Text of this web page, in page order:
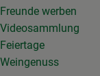
Freunde werben
Videosammlung
Feiertage
Weingenuss